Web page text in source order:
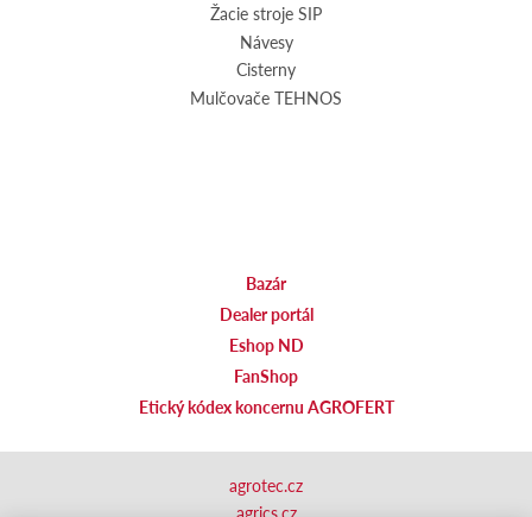
Žacie stroje SIP
Návesy
Cisterny
Mulčovače TEHNOS
Bazár
Dealer portál
Eshop ND
FanShop
Etický kódex koncernu AGROFERT
agrotec.cz